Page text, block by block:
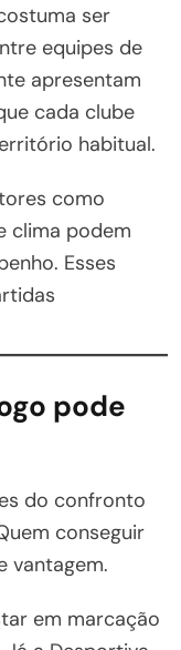
ser
equipes de
apresentam
cada clube
habitual.
como
clima podem
Esses
pode
do confronto
conseguir
vantagem.
em marcação